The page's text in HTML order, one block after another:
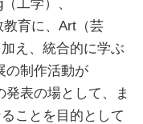
育に、Art（芸
え、統合的に学ぶ
の制作活動が
表の場として、ま
ことを目的として